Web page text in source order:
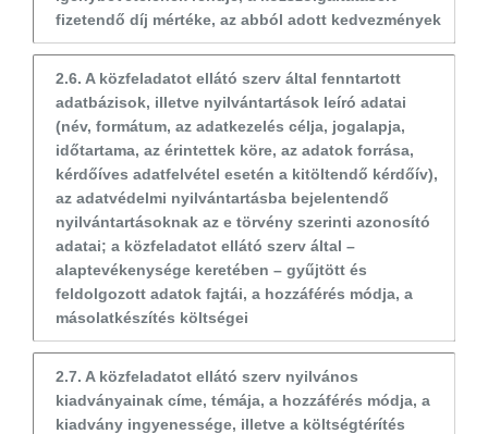
fizetendő díj mértéke, az abból adott kedvezmények
2.6. A közfeladatot ellátó szerv által fenntartott
adatbázisok, illetve nyilvántartások leíró adatai
(név, formátum, az adatkezelés célja, jogalapja,
időtartama, az érintettek köre, az adatok forrása,
kérdőíves adatfelvétel esetén a kitöltendő kérdőív),
az adatvédelmi nyilvántartásba bejelentendő
nyilvántartásoknak az e törvény szerinti azonosító
adatai; a közfeladatot ellátó szerv által –
alaptevékenysége keretében – gyűjtött és
feldolgozott adatok fajtái, a hozzáférés módja, a
másolatkészítés költségei
2.7. A közfeladatot ellátó szerv nyilvános
kiadványainak címe, témája, a hozzáférés módja, a
kiadvány ingyenessége, illetve a költségtérítés